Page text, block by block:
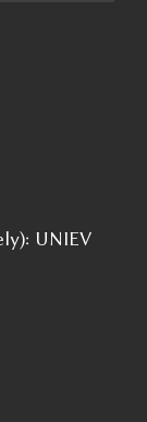
UNIEV